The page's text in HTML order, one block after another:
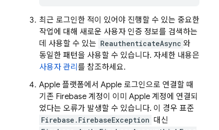
최근 로그인한 적이 있어야 진행할 수 있는 중요한
작업에 대해 새로운 사용자 인증 정보를 검색하는
데 사용할 수 있는 ReauthenticateAsync 와
동일한 패턴을 사용할 수 있습니다. 자세한 내용은
사용자 관리 를 참조하세요.
Apple 플랫폼에서 Apple 로그인으로 연결할 때
기존 Firebase 계정이 이미 Apple 계정에 연결되
었다는 오류가 발생할 수 있습니다. 이 경우 표준
Firebase.FirebaseException 대신